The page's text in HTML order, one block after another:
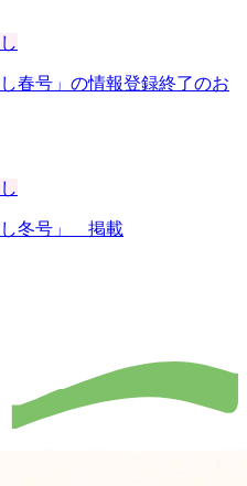
春号」の情報登録終了のお
し冬号」 掲載